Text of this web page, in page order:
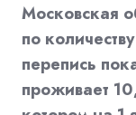
Московская
по
перепись
проживает